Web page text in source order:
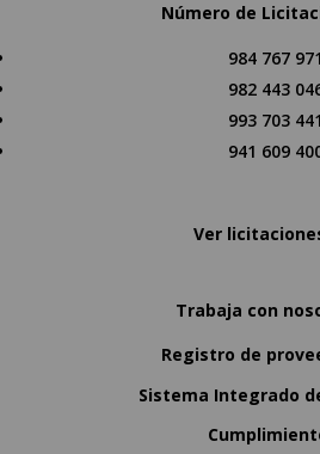
Número de
984 767 971
982 443
993 703 441
941 609
Ver
Trabaja con
Registro de
Sistema Integrado